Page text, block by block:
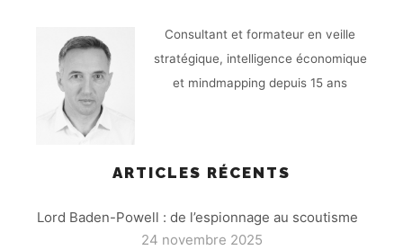
Consultant et formateur en veille
stratégique, intelligence économique
et mindmapping depuis 15 ans
ARTICLES RÉCENTS
Lord Baden-Powell : de l’espionnage au scoutisme
24 novembre 2025